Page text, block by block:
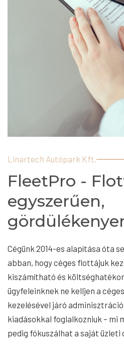
Linartech Autópark Kft.
FleetPro -
egyszerűen,
Cégünk 2014-es alapítása óta
abban, hogy céges flottájuk
kiszámítható és
ügyfeleinknek ne kelljen a
kezelésével járó
kiadásokkal foglalkozniuk – mi
pedig fókuszálhat a saját üzleti